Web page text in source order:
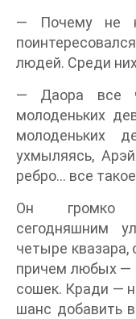
— Почему не
людей. Среди
— Даора все
молоденьких
молоденьких
ухмыляясь,
ребро… все
Он громко
сегодняшним
четыре
причем любых —
сошек. Кради —
шанс добавить